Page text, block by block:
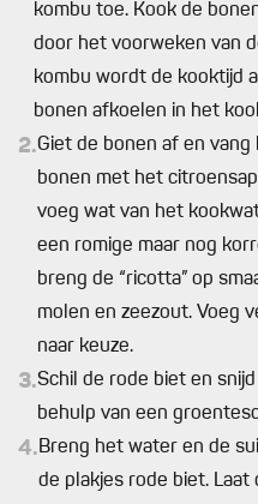
kombu toe. Kook de
door het voorweken van
kombu wordt de kooktijd
bonen afkoelen in het
2.Giet de bonen af en
bonen met het
voeg wat van het
een romige maar nog
breng de “ricotta” op
molen en zeezout. Voeg
naar keuze.
3.Schil de rode biet en
behulp van een
4.Breng het water en de
de plakjes rode biet.